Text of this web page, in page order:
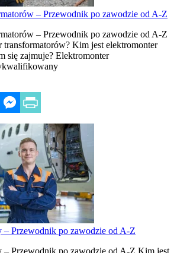
– Przewodnik po zawodzie od A-Z
– Przewodnik po zawodzie od A-Z
transformatorów? Kim jest elektromonter
się zajmuje? Elektromonter
– Przewodnik po zawodzie od A-Z
– Przewodnik po zawodzie od A-Z Kim jest